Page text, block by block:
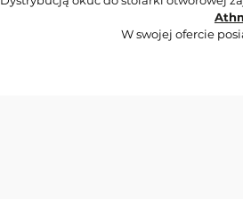
W swojej ofercie